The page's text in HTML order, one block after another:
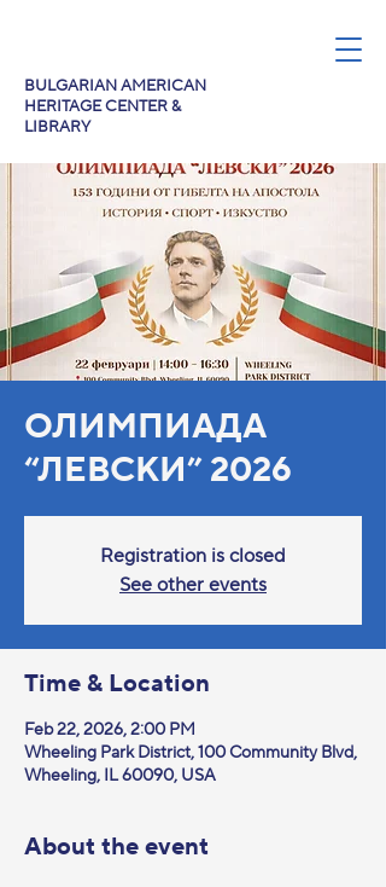
BULGARIAN AMERICAN
HERITAGE CENTER &
LIBRARY
ОЛИМПИАДА
“ЛЕВСКИ” 2026
Registration is closed
See other events
Time & Location
Feb 22, 2026, 2:00 PM
Wheeling Park District, 100 Community Blvd,
Wheeling, IL 60090, USA
About the event